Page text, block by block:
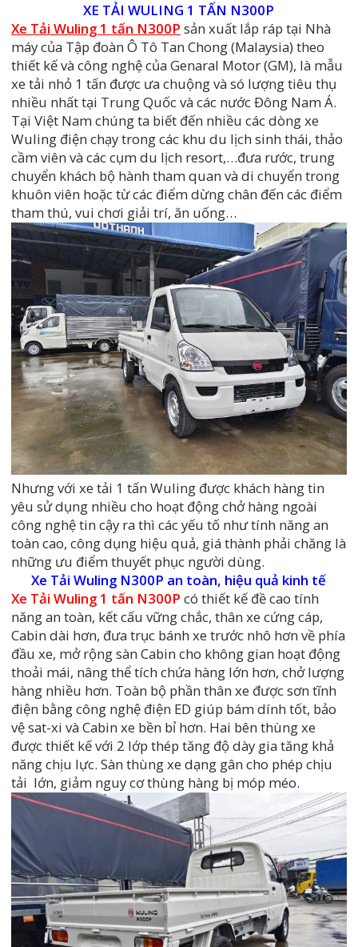
XE TẢI WULING 1 TẤN N300P
Xe Tải Wuling 1 tấn N300P sản xuất lắp ráp tại Nhà
máy của Tập đoàn Ô Tô Tan Chong (Malaysia) theo
thiết kế và công nghệ của Genaral Motor (GM), là mẫu
xe tải nhỏ 1 tấn được ưa chuộng và só lượng tiêu thụ
nhiều nhất tại Trung Quốc và các nước Đông Nam Á.
Tại Việt Nam chúng ta biết đến nhiều các dòng xe
Wuling điện chạy trong các khu du lịch sinh thái, thảo
cầm viên và các cụm du lịch resort,…đưa rước, trung
chuyển khách bộ hành tham quan và di chuyển trong
khuôn viên hoặc từ các điểm dừng chân đến các điểm
tham thú, vui chơi giải trí, ăn uống…
Nhưng với xe tải 1 tấn Wuling được khách hàng tin
yêu sử dụng nhiều cho hoạt động chở hàng ngoài
công nghệ tin cậy ra thì các yếu tố như tính năng an
toàn cao, công dụng hiệu quả, giá thành phải chăng là
những ưu điểm thuyết phục người dùng.
Xe Tải Wuling N300P an toàn, hiệu quả kinh tế
Xe Tải Wuling 1 tấn N300P có thiết kế đề cao tính
năng an toàn, kết cấu vững chắc, thân xe cứng cáp,
Cabin dài hơn, đưa trục bánh xe trước nhô hơn về phía
đầu xe, mở rộng sàn Cabin cho không gian hoạt động
thoải mái, nâng thể tích chứa hàng lớn hơn, chở lượng
hàng nhiều hơn. Toàn bộ phần thân xe được sơn tĩnh
điện bằng công nghệ điện ED giúp bám dính tốt, bảo
vệ sat-xi và Cabin xe bền bỉ hơn. Hai bên thùng xe
được thiết kế với 2 lớp thép tăng độ dày gia tăng khả
năng chịu lực. Sàn thùng xe dạng gân cho phép chịu
tải lớn, giảm nguy cơ thùng hàng bị móp méo.